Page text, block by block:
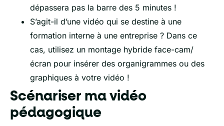
dépassera pas la barre des 5 minutes !
S’agit-il d’une vidéo qui se destine à une
formation interne à une entreprise ? Dans ce
cas, utilisez un montage hybride face-cam/
écran pour insérer des organigrammes ou des
graphiques à votre vidéo !
Scénariser ma vidéo
pédagogique